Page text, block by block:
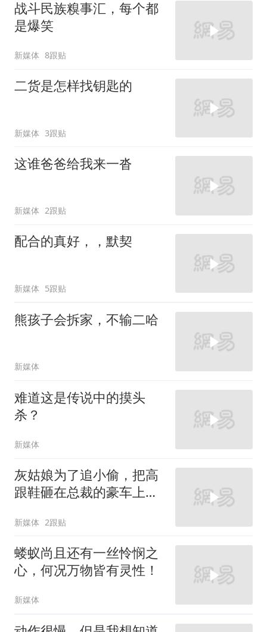
战斗民族糗事汇，每个都
是爆笑
新媒体 8跟贴
二货是怎样找钥匙的
新媒体 3跟贴
这谁爸爸给我来一沓
新媒体 2跟贴
配合的真好，，默契
新媒体 5跟贴
熊孩子会拆家，不输二哈
新媒体
难道这是传说中的摸头
杀？
新媒体
灰姑娘为了追小偷，把高
跟鞋砸在总裁的豪车上，
新媒体 2跟贴
蝼蚁尚且还有一丝怜悯之
心，何况万物皆有灵性！
新媒体